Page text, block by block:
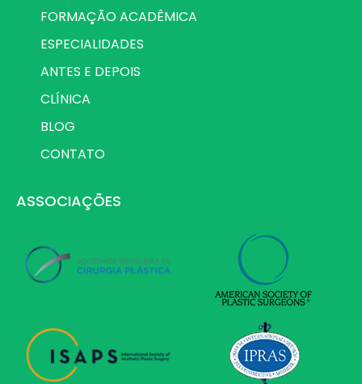
FORMAÇÃO ACADÊMICA
ESPECIALIDADES
ANTES E DEPOIS
CLÍNICA
BLOG
CONTATO
ASSOCIAÇÕES